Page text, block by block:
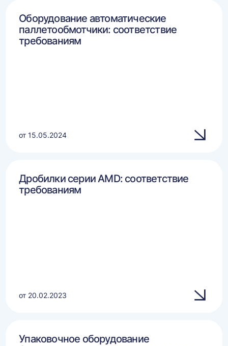
Оборудование автоматические
паллетообмотчики: соответствие
требованиям
от 15.05.2024
Дробилки серии AMD: соответствие
требованиям
от 20.02.2023
Упаковочное оборудование